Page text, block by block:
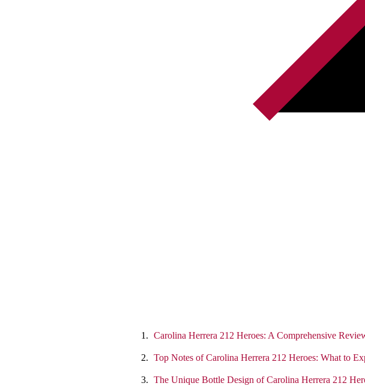
Carolina Herrera 212 Heroes: A Comprehensive
Top Notes of Carolina Herrera 212 Heroes: What to
The Unique Bottle Design of Carolina Herrera 212